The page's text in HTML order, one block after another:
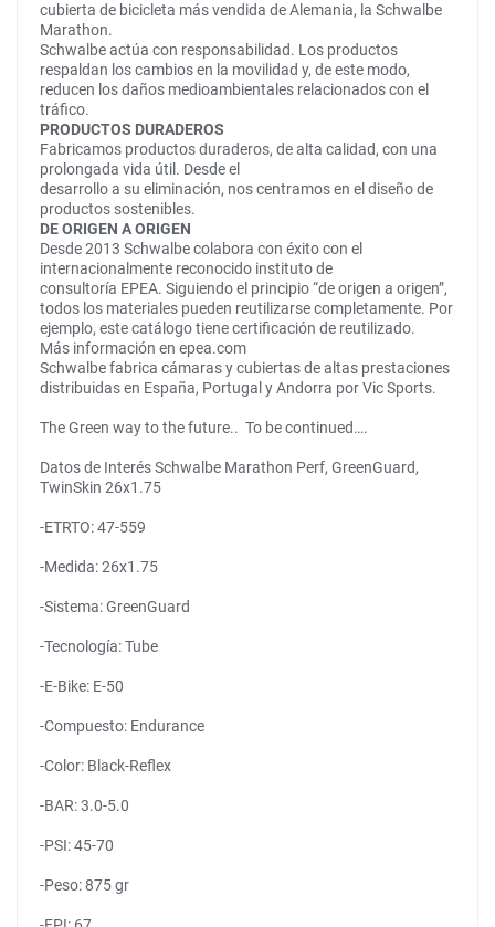
cubierta de bicicleta más vendida de Alemania, la Schwalbe
Marathon.
Schwalbe actúa con responsabilidad. Los productos
respaldan los cambios en la movilidad y, de este modo,
reducen los daños medioambientales relacionados con el
tráfico.
PRODUCTOS DURADEROS
Fabricamos productos duraderos, de alta calidad, con una
prolongada vida útil. Desde el
desarrollo a su eliminación, nos centramos en el diseño de
productos sostenibles.
DE ORIGEN A ORIGEN
Desde 2013 Schwalbe colabora con éxito con el
internacionalmente reconocido instituto de
consultoría EPEA. Siguiendo el principio “de origen a origen”,
todos los materiales pueden reutilizarse completamente. Por
ejemplo, este catálogo tiene certificación de reutilizado.
Más información en epea.com
Schwalbe fabrica cámaras y cubiertas de altas prestaciones
distribuidas en España, Portugal y Andorra por Vic Sports.
The Green way to the future.. To be continued….
Datos de Interés Schwalbe Marathon Perf, GreenGuard,
TwinSkin 26x1.75
-ETRTO: 47-559
-Medida: 26x1.75
-Sistema: GreenGuard
-Tecnología: Tube
-E-Bike: E-50
-Compuesto: Endurance
-Color: Black-Reflex
-BAR: 3.0-5.0
-PSI: 45-70
-Peso: 875 gr